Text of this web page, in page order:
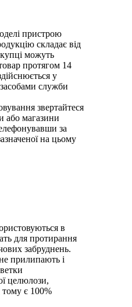
пристрою
складає від
можуть
протягом 14
у
засобами служби
звертайтеся
або магазини
за
на цьому
в
для протирання
забруднень.
прилипають і
целюлози,
тому є 100%